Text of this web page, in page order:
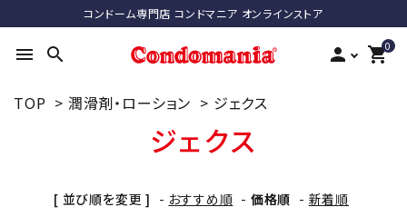
コンドーム専門店 コンドマニア オンラインストア
menu search person 0
shopping_cart
ようこそ ゲスト 様
TOP > 潤滑剤・ローション > ジェクス
ジェクス
[ 並び順を変更 ] - おすすめ順 - 価格順 - 新着順